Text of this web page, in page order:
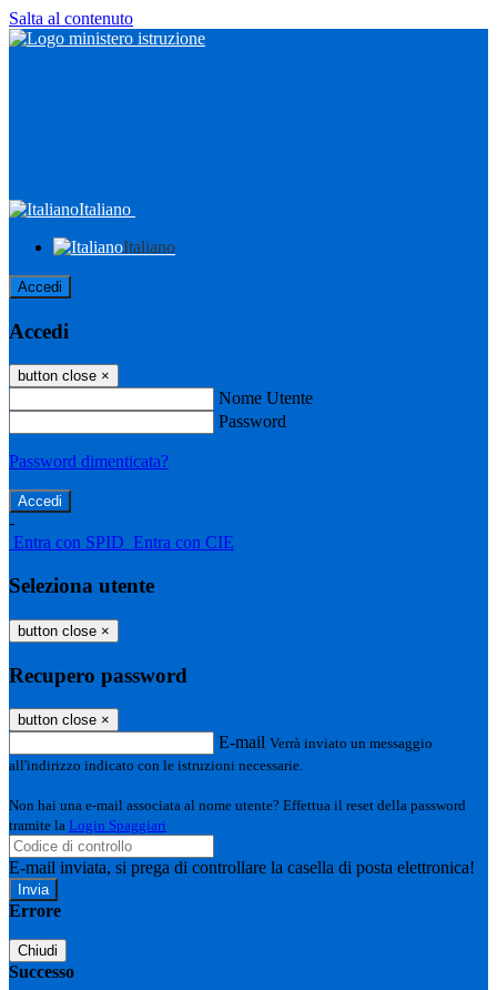
Salta al contenuto
Italiano
Italiano
Accedi
Accedi
button close ×
Nome Utente
Password
Password dimenticata?
-
Entra con SPID Entra con CIE
Seleziona utente
button close ×
Recupero password
button close ×
E-mail Verrà inviato un messaggio
all'indirizzo indicato con le istruzioni necessarie.
Non hai una e-mail associata al nome utente? Effettua il reset della password
tramite la Login Spaggiari
E-mail inviata, si prega di controllare la casella di posta elettronica!
Errore
Chiudi
Successo